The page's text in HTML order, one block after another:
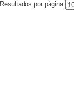
Resultados por página: